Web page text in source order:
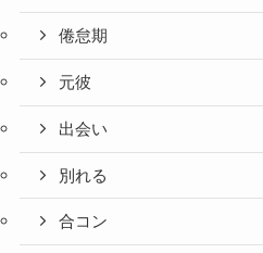
倦怠期
元彼
出会い
別れる
合コン